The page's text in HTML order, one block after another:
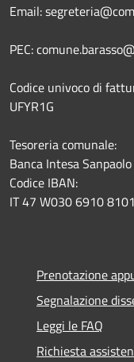
Email:
PEC:
Codice univoco di
UFYR1G
Tesoreria comunale:
Banca Intesa Sanpaolo
Codice IBAN:
IT 47 W030 6910
Prenotazione
Segnalazione
Leggi le FAQ
Richiesta